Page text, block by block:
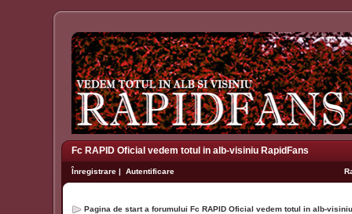
Fc RAPID Oficial vedem totul in alb-visiniu RapidFans
Înregistrare | Autentificare
Pagina de start a forumului Fc RAPID Oficial vedem totul in alb-